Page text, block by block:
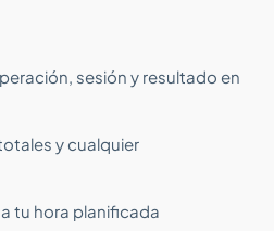
sesión y resultado en
y cualquier
tu hora planificada